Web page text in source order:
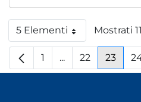
5 ElementiPer paginaMostrati
Pagina
1 ...PaginePagina
22 23